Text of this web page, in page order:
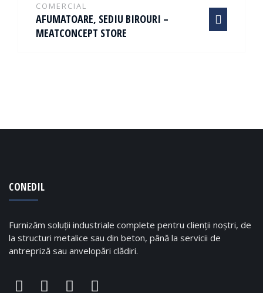
COMERCIAL
AFUMATOARE, SEDIU BIROURI –
MEATCONCEPT STORE
CONEDIL
Furnizăm soluții industriale complete pentru clienții noștri, de
la structuri metalice sau din beton, până la servicii de
antrepriză sau anvelopări clădiri.